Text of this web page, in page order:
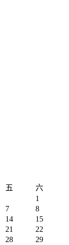
五
六
1
7
8
14
15
21
22
28
29